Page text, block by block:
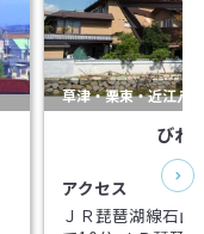
草津・栗東・近江八
びわ
アクセス
ＪＲ琵琶湖線石